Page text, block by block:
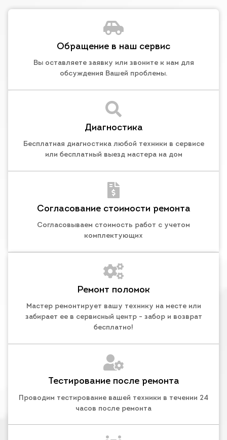
Обращение в наш сервис
Вы оставляете заявку или звоните к нам для
обсуждения Вашей проблемы.
Диагностика
Бесплатная диагностика любой техники в сервисе
или бесплатный выезд мастера на дом
Согласование стоимости ремонта
Согласовываем стоимость работ с учетом
комплектующих
Ремонт поломок
Мастер ремонтирует вашу технику на месте или
забирает ее в сервисный центр - забор и возврат
бесплатно!
Тестирование после ремонта
Проводим тестирование вашей техники в течении 24
часов после ремонта